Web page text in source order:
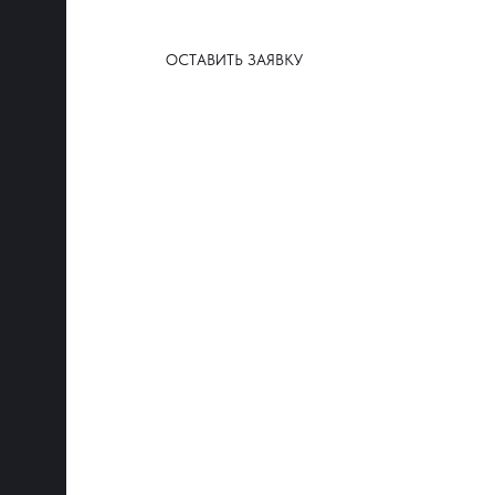
ОСТАВИТЬ ЗАЯВКУ